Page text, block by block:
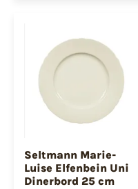
Seltmann Marie-
Luise Elfenbein Uni
Dinerbord 25 cm